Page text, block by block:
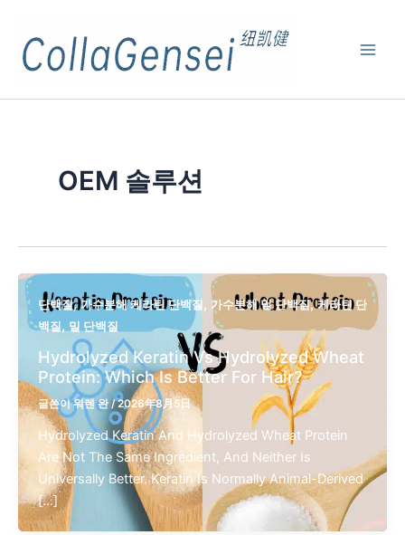
OEM 솔루션
단백질,가수분해 케라틴 단백질 , 가수분해 밀 단백질,케라틴 단
백질, 밀 단백질
Hydrolyzed Keratin Vs Hydrolyzed Wheat
Protein: Which Is Better For Hair?
글쓴이워렌 완 /2026年8月5日
Hydrolyzed Keratin And Hydrolyzed Wheat Protein
Are Not The Same Ingredient, And Neither Is
Universally Better. Keratin Is Normally Animal-Derived
[…]